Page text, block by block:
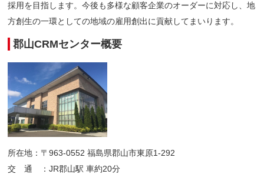
採用を目指します。今後も多様な顧客企業のオーダーに対応し、地
方創生の一環としての地域の雇用創出に貢献してまいります。
郡山CRMセンター概要
所在地：〒963-0552 福島県郡山市東原1-292
交 通 ：JR郡山駅 車約20分